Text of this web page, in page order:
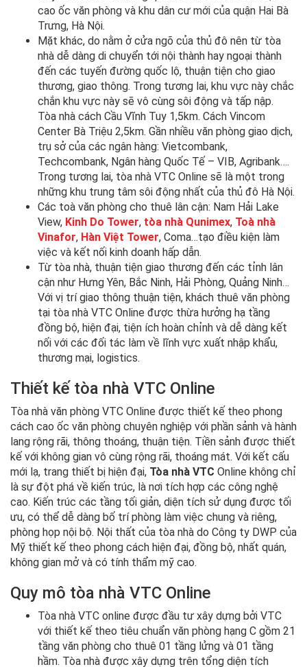
cao ốc văn phòng và khu dân cư mới của quận Hai Bà
Trưng, Hà Nội.
Mặt khác, do nằm ở cửa ngõ của thủ đô nên từ tòa
nhà dễ dàng di chuyển tới nội thành hay ngoại thành
đến các tuyến đường quốc lộ, thuận tiện cho giao
thương, giao thông. Trong tương lai, khu vực này chắc
chắn khu vực này sẽ vô cùng sôi động và tấp nập.
Tòa nhà cách Cầu Vĩnh Tuy 1,5km. Cách Vincom
Center Bà Triệu 2,5km. Gần nhiều văn phòng giao dịch,
trụ sở của các ngân hàng: Vietcombank,
Techcombank, Ngân hàng Quốc Tế – VIB, Agribank….
Trong tương lai, tòa nhà VTC Online sẽ là một trong
những khu trung tâm sôi động nhất của thủ đô Hà Nội.
Các toà văn phòng cho thuê lân cận: Nam Hải Lake
View, Kinh Do Tower, tòa nhà Qunimex, Toà nhà
Vinafor, Hàn Việt Tower, Coma…tạo điều kiện làm
việc và kết nối kinh doanh hấp dẫn.
Từ tòa nhà, thuận tiện giao thương đến các tỉnh lân
cận như Hưng Yên, Bắc Ninh, Hải Phòng, Quảng Ninh…
Với vị trí giao thông thuận tiện, khách thuê văn phòng
tại tòa nhà VTC Online được thừa hưởng hạ tầng
đồng bộ, hiện đại, tiện ích hoàn chỉnh và dễ dàng kết
nối với các đối tác làm về lĩnh vực xuất nhập khẩu,
thương mại, logistics.
Thiết kế tòa nhà VTC Online
Tòa nhà văn phòng VTC Online được thiết kế theo phong
cách cao ốc văn phòng chuyên nghiệp với phần sảnh và hành
lang rộng rãi, thông thoáng, thuận tiện. Tiền sảnh được thiết
kế với không gian vô cùng rộng rãi, thoáng mát. Với kết cấu
mới lạ, trang thiết bị hiện đại, Tòa nhà VTC Online không chỉ
là sự đột phá về kiến trúc, là nơi tích hợp các công nghệ
cao. Kiến trúc các tầng tối giản, diện tích sử dụng được tối
ưu, có thể dễ dàng bố trí phòng làm việc chung và riêng,
phòng họp nội bộ. Nội thất của tòa nhà do Công ty DWP của
Mỹ thiết kế theo phong cách hiện đại, đồng bộ, nhất quán,
không gian mở và có tính thẩm mỹ cao.
Quy mô tòa nhà VTC Online
Tòa nhà VTC online được đầu tư xây dựng bởi VTC
với thiết kế theo tiêu chuẩn văn phòng hạng C gồm 21
tầng văn phòng cho thuê 01 tầng lửng và 01 tầng
hầm. Tòa nhà được xây dựng trên tổng diện tích